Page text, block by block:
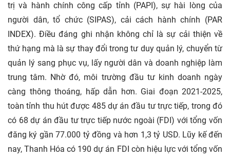
trị và hành chính công cấp tỉnh (PAPI), sự hài lòng của
người dân, tổ chức (SIPAS), cải cách hành chính (PAR
INDEX). Điều đáng ghi nhận không chỉ là sự cải thiện về
thứ hạng mà là sự thay đổi trong tư duy quản lý, chuyển từ
quản lý sang phục vụ, lấy người dân và doanh nghiệp làm
trung tâm. Nhờ đó, môi trường đầu tư kinh doanh ngày
càng thông thoáng, hấp dẫn hơn. Giai đoạn 2021-2025,
toàn tỉnh thu hút được 485 dự án đầu tư trực tiếp, trong đó
có 68 dự án đầu tư trực tiếp nước ngoài (FDI) với tổng vốn
đăng ký gần 77.000 tỷ đồng và hơn 1,3 tỷ USD. Lũy kế đến
nay, Thanh Hóa có 190 dự án FDI còn hiệu lực với tổng vốn